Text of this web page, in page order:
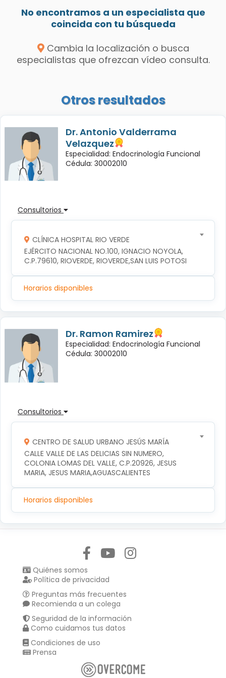
No encontramos a un especialista que
coincida con tu búsqueda
Cambia la localización o busca
especialistas que ofrezcan vídeo consulta.
Otros resultados
Dr. Antonio Valderrama
Velazquez
Especialidad: Endocrinología Funcional
Cédula: 30002010
Consultorios
CLÍNICA HOSPITAL RIO VERDE
EJÉRCITO NACIONAL NO.100, IGNACIO NOYOLA,
C.P.79610, RIOVERDE, RIOVERDE,SAN LUIS POTOSI
Horarios disponibles
Dr. Ramon Ramirez
Especialidad: Endocrinología Funcional
Cédula: 30002010
Consultorios
CENTRO DE SALUD URBANO JESÚS MARÍA
CALLE VALLE DE LAS DELICIAS SIN NUMERO,
COLONIA LOMAS DEL VALLE, C.P.20926, JESUS
MARIA, JESUS MARIA,AGUASCALIENTES
Horarios disponibles
Quiénes somos
Política de privacidad
Preguntas más frecuentes
Recomienda a un colega
Seguridad de la información
Como cuidamos tus datos
Condiciones de uso
Prensa